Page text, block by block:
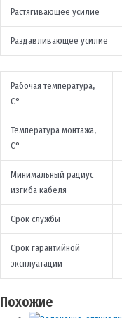
Растягивающее усилие
Раздавливающее усилие
Рабочая температура,
С°
Температура монтажа,
С°
Минимальный радиус
изгиба кабеля
Срок службы
Срок гарантийной
эксплуатации
Похожие